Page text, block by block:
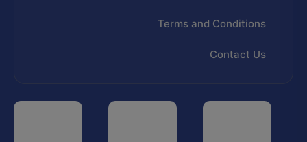
Terms and Conditions
Contact Us